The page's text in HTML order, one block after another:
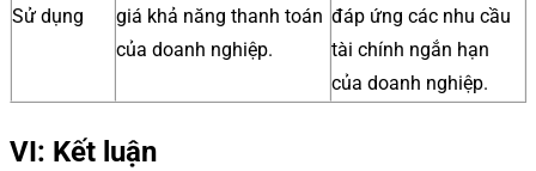
Sử dụng
giá khả năng thanh toán
của doanh nghiệp.
đáp ứng các nhu cầu
tài chính ngắn hạn
của doanh nghiệp.
VI: Kết luận